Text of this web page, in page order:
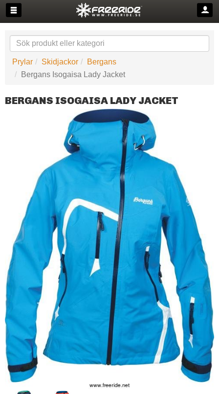
Prylar Skidjackor
Bergans
Bergans Isogaisa Lady Jacket
BERGANS ISOGAISA LADY JACKET